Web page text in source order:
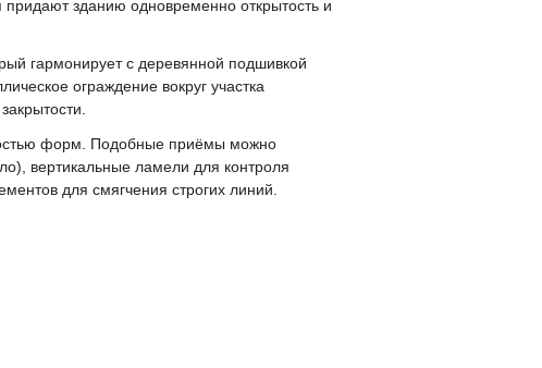
зданию одновременно открытость и
гармонирует с деревянной подшивкой
ограждение вокруг участка
форм. Подобные приёмы можно
вертикальные ламели для контроля
для смягчения строгих линий.